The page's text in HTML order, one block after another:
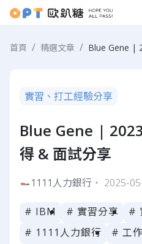
首頁 精選文章
實習、打工經驗分享
Blue Gene |
得 & 面試分享
1111人力銀行 ・ 2025-
# IBM # 實習分享
#
# 1111人力銀行
# 工